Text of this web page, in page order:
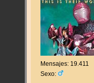
Mensajes: 19.411
Sexo: